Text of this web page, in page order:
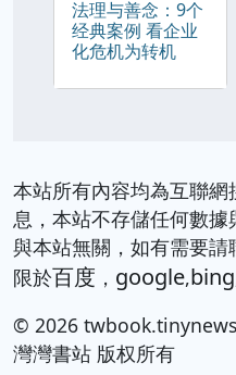
法理与善念：9个
经典案例 看企业
化危机为转机
本站所有內容均為互聯
息，本站不存儲任何數
與本站無關，如有需要
限於百度 ， google,bing
© 2026
灣灣書站 版权所有